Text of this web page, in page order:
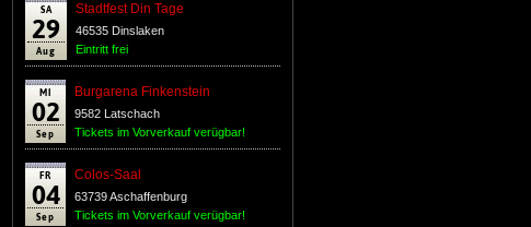
SA
29
Aug
Stadtfest Din Tage
46535 Dinslaken
Eintritt frei
MI
02
Sep
Burgarena Finkenstein
9582 Latschach
Tickets im Vorverkauf verügbar!
FR
04
Sep
Colos-Saal
63739 Aschaffenburg
Tickets im Vorverkauf verügbar!